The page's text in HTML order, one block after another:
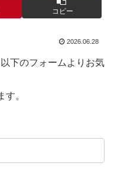
コピー
2026.06.28
下のフォームよりお気
。